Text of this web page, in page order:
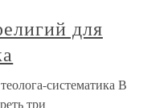
для
систематика В
три